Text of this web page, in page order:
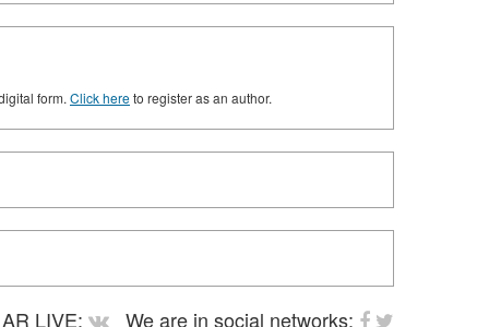
form. Click hereto register as an author.
LIVE: We are in social networks: